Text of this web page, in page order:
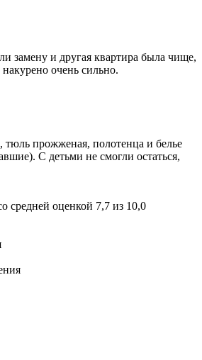
замену и другая квартира была чище,
очень сильно.
прожженая, полотенца и белье
С детьми не смогли остаться,
средней оценкой 7,7 из 10,0